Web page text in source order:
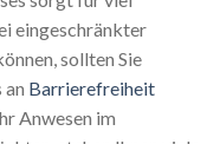
eingeschränkter
sollten Sie
an Barrierefreiheit
Anwesen im